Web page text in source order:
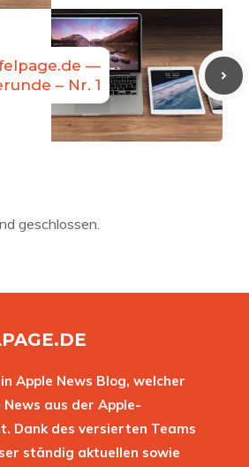
—
– Nr. 1
geschlossen.
Apple News Blog, welcher
aus der Apple-
Dank des versierten Teams
ständig aktuellen sowie